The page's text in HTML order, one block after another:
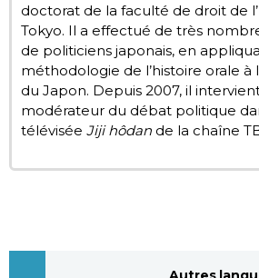
doctorat de la faculté de droit de
Tokyo. Il a effectué de très
de politiciens japonais, en
méthodologie de l’histoire orale à
du Japon. Depuis 2007, il
modérateur du débat politique
télévisée Jiji hôdande la chaîne